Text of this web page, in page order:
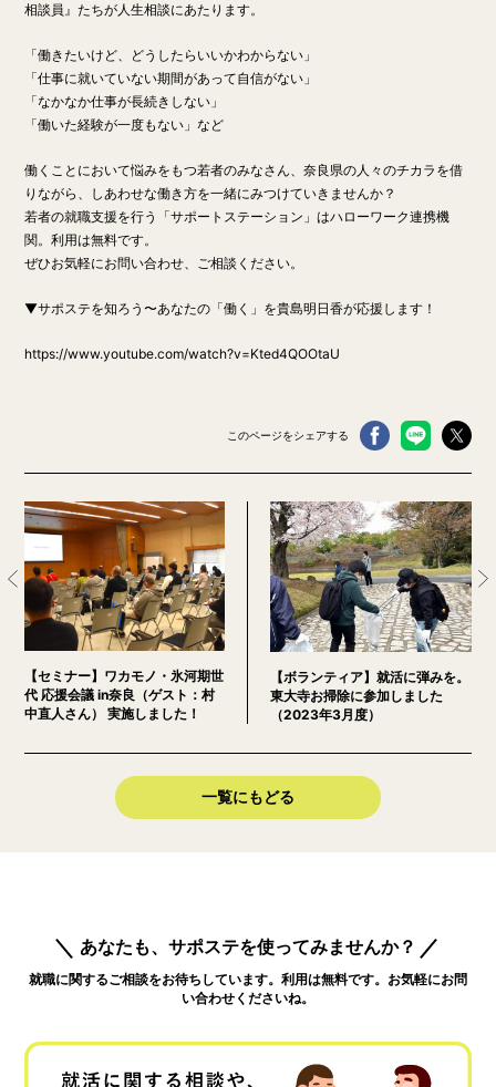
相談員』たちが人生相談にあたります。
「働きたいけど、どうしたらいいかわからない」
「仕事に就いていない期間があって自信がない」
「なかなか仕事が長続きしない」
「働いた経験が一度もない」など
働くことにおいて悩みをもつ若者のみなさん、奈良県の人々のチカラを借
りながら、しあわせな働き方を一緒にみつけていきませんか？
若者の就職支援を行う「サポートステーション」はハローワーク連携機
関。利用は無料です。
ぜひお気軽にお問い合わせ、ご相談ください。
▼サポステを知ろう〜あなたの「働く」を貴島明日香が応援します！
https://www.youtube.com/watch?v=Kted4QOOtaU
このページをシェアする
【セミナー】ワカモノ・氷河期世
代 応援会議 in奈良（ゲスト：村
中直人さん） 実施しました！
【ボランティア】就活に弾みを。
東大寺お掃除に参加しました
（2023年3月度）
一覧にもどる
あなたも、サポステを使ってみませんか？
就職に関するご相談をお待ちしています。利用は無料です。お気軽にお問
い合わせくださいね。